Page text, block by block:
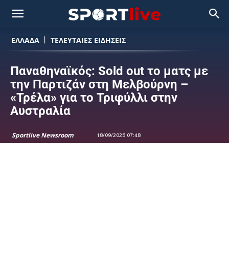
ΕΛΛΑΔΑ ΤΕΛΕΥΤΑΙΕΣ ΕΙΔΗΣΕΙΣ
Παναθηναϊκός: Sold out το ματς με
την Παρτιζάν στη Μελβούρνη –
«Τρέλα» για το Τριφύλλι στην
Αυστραλία
Sportlive Newsroom 18/09/2025 07:48